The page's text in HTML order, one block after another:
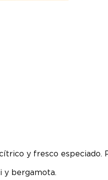
y fresco
y bergamota.